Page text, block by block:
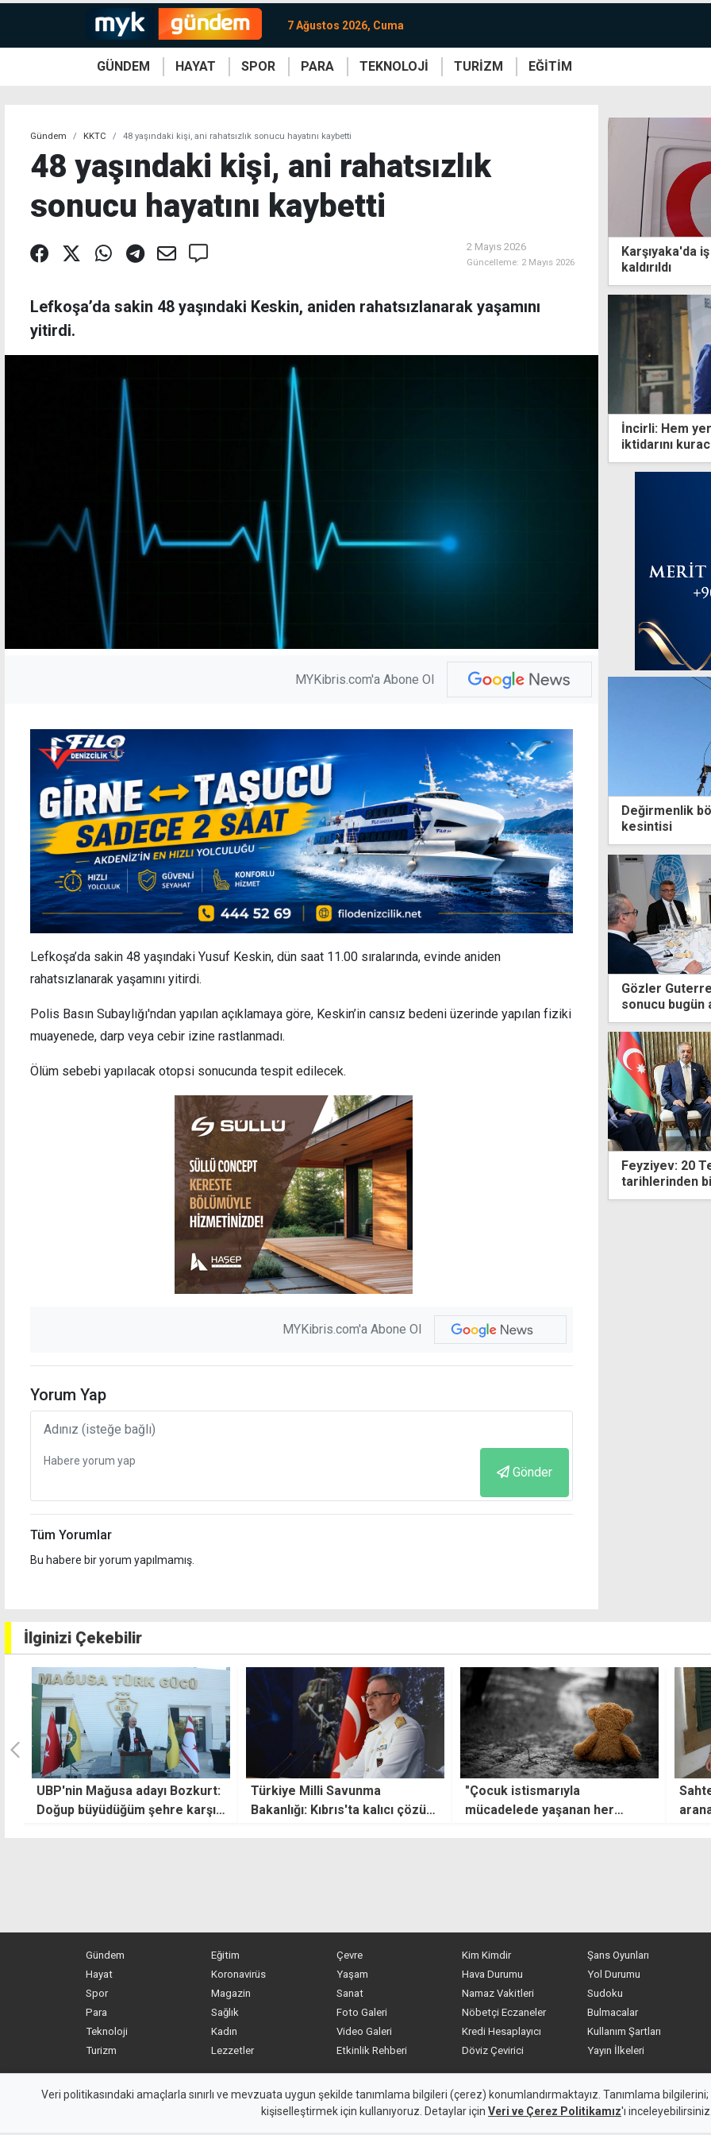
7 Ağustos 2026, Cuma
GÜNDEM HAYAT SPOR PARA TEKNOLOJİ TURİZM EĞİTİM
Gündem KKTC 48 yaşındaki kişi, ani rahatsızlık sonucu hayatını kaybetti
48 yaşındaki kişi, ani rahatsızlık
sonucu hayatını kaybetti
2 Mayıs 2026
Güncelleme: 2 Mayıs 2026
Lefkoşa’da sakin 48 yaşındaki Keskin, aniden rahatsızlanarak yaşamını
yitirdi.
MYKibris.com'a Abone Ol
Lefkoşa’da sakin 48 yaşındaki Yusuf Keskin, dün saat 11.00 sıralarında, evinde aniden
rahatsızlanarak yaşamını yitirdi.
Polis Basın Subaylığı'ndan yapılan açıklamaya göre, Keskin’in cansız bedeni üzerinde yapılan fiziki
muayenede, darp veya cebir izine rastlanmadı.
Ölüm sebebi yapılacak otopsi sonucunda tespit edilecek.
MYKibris.com'a Abone Ol
Yorum Yap
Gönder
Tüm Yorumlar
Bu habere bir yorum yapılmamış.
Karşıyaka'da
kaldırıldı
İncirli: Hem
iktidarını
Değirmenlik
kesintisi
Gözler
sonucu bugün
Cezaevi müdürüne ceza bağışlama yetkisi
Erhürman'dan "bu kez farklı" mesajı: Yeni ve
gerçekçi bir metodoloji üzerinde çalışıyoruz
Feyziyev: 20
tarihlerinden
İlginizi Çekebilir
UBP'nin Mağusa adayı Bozkurt:
Doğup büyüdüğüm şehre karşı
Türkiye Milli Savunma
Bakanlığı: Kıbrıs'ta kalıcı çözüm
"Çocuk istismarıyla
mücadelede yaşanan her
Gündem
Hayat
Spor
Para
Teknoloji
Turizm
Eğitim
Koronavirüs
Magazin
Sağlık
Kadın
Lezzetler
Çevre
Yaşam
Sanat
Foto Galeri
Video Galeri
Etkinlik Rehberi
Kim Kimdir
Hava Durumu
Namaz Vakitleri
Nöbetçi Eczaneler
Kredi Hesaplayıcı
Döviz Çevirici
Şans Oyunları
Yol Durumu
Sudoku
Bulmacalar
Kullanım Şartları
Yayın İlkeleri
Veri politikasındaki amaçlarla sınırlı ve mevzuata uygun şekilde tanımlama bilgileri (çerez) konumlandırmaktayız. Tanımlama
kişiselleştirmek için kullanıyoruz. Detaylar için Veri ve Çerez Politikamız'ı inceleyebilirsiniz.